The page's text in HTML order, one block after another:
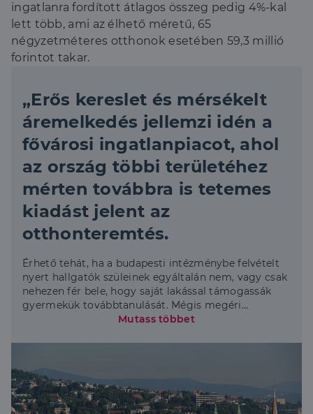
ingatlanra fordított átlagos összeg pedig 4%-kal
lett több, ami az élhető méretű, 65
négyzetméteres otthonok esetében 59,3 millió
forintot takar.
„Erős kereslet és mérsékelt
áremelkedés jellemzi idén a
fővárosi ingatlanpiacot, ahol
az ország többi területéhez
mérten továbbra is tetemes
kiadást jelent az
otthonteremtés.
Érhető tehát, ha a budapesti intézménybe felvételt
nyert hallgatók szüleinek egyáltalán nem, vagy csak
nehezen fér bele, hogy saját lakással támogassák
gyermekük továbbtanulását. Mégis megéri
szétnézni a fővárosi ingatlanpiacon, hiszen az
milliókat érő szerepe van a városon belüli
Duna House PR és elemzési vezetője.
Mutass többet